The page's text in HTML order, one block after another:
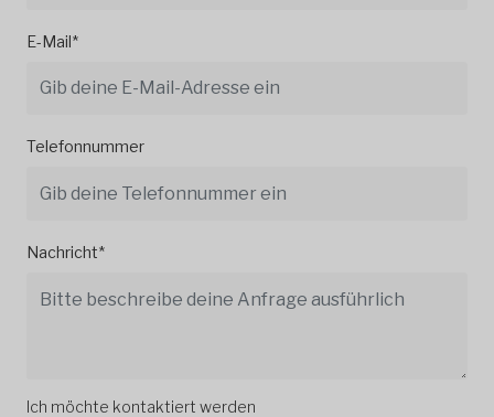
E-Mail*
Telefonnummer
Nachricht*
Ich möchte kontaktiert werden